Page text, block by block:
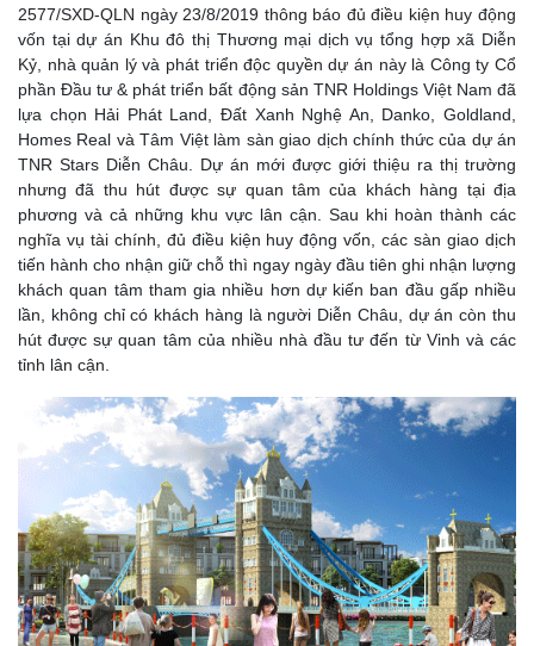
2577/SXD-QLN ngày 23/8/2019 thông báo đủ điều kiện huy động
vốn tại dự án Khu đô thị Thương mại dịch vụ tổng hợp xã Diễn
Kỷ, nhà quản lý và phát triển độc quyền dự án này là Công ty Cổ
phần Đầu tư & phát triển bất động sản TNR Holdings Việt Nam đã
lựa chọn Hải Phát Land, Đất Xanh Nghệ An, Danko, Goldland,
Homes Real và Tâm Việt làm sàn giao dịch chính thức của dự án
TNR Stars Diễn Châu. Dự án mới được giới thiệu ra thị trường
nhưng đã thu hút được sự quan tâm của khách hàng tại địa
phương và cả những khu vực lân cận. Sau khi hoàn thành các
nghĩa vụ tài chính, đủ điều kiện huy động vốn, các sàn giao dịch
tiến hành cho nhận giữ chỗ thì ngay ngày đầu tiên ghi nhận lượng
khách quan tâm tham gia nhiều hơn dự kiến ban đầu gấp nhiều
lần, không chỉ có khách hàng là người Diễn Châu, dự án còn thu
hút được sự quan tâm của nhiều nhà đầu tư đến từ Vinh và các
tỉnh lân cận.